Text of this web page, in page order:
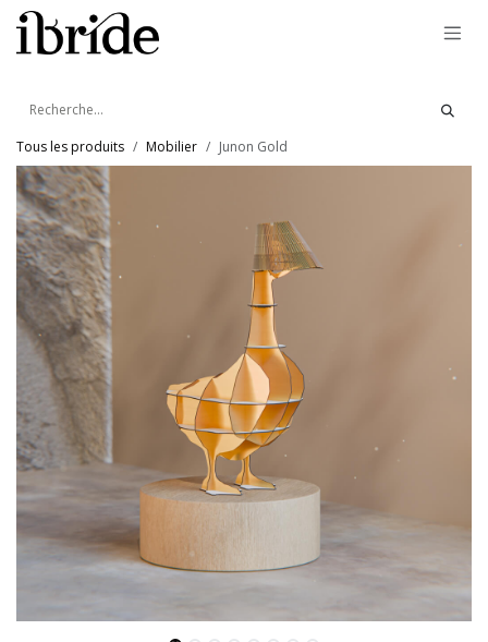
Se rendre au contenu
Tous les produits Mobilier Junon Gold